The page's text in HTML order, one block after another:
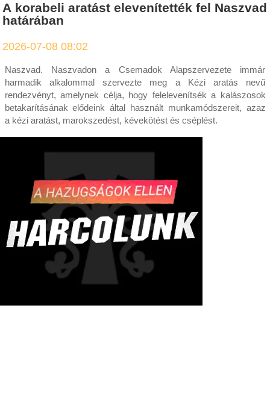
A korabeli aratást elevenítették fel Naszvad
határában
2026-07-08 08:02
Naszvad. Naszvadon a Csemadok Alapszervezete immár
harmadik alkalommal szervezte meg a Kézi aratás nevű
rendezvényt, amelynek célja, hogy felelevenítsék a kalászosok
betakarításának elődeink által használt munkamódszereit, azaz
a kézi aratást, marokszedést, kévekötést és cséplést.